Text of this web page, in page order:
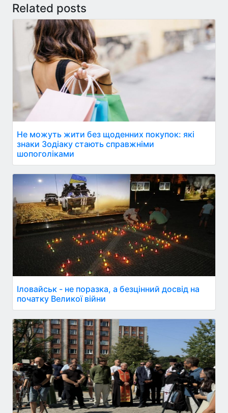
Related posts
Не можуть жити без щоденних покупок: які
знаки Зодіаку стають справжніми
шопоголіками
Іловайськ - не поразка, а безцінний досвід на
початку Великої війни